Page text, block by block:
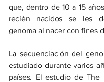
que, dentro de 10 a 15
recién nacidos se les
genoma al nacer con fines
La secuenciación del
estudiado durante varios
países. El estudio de The